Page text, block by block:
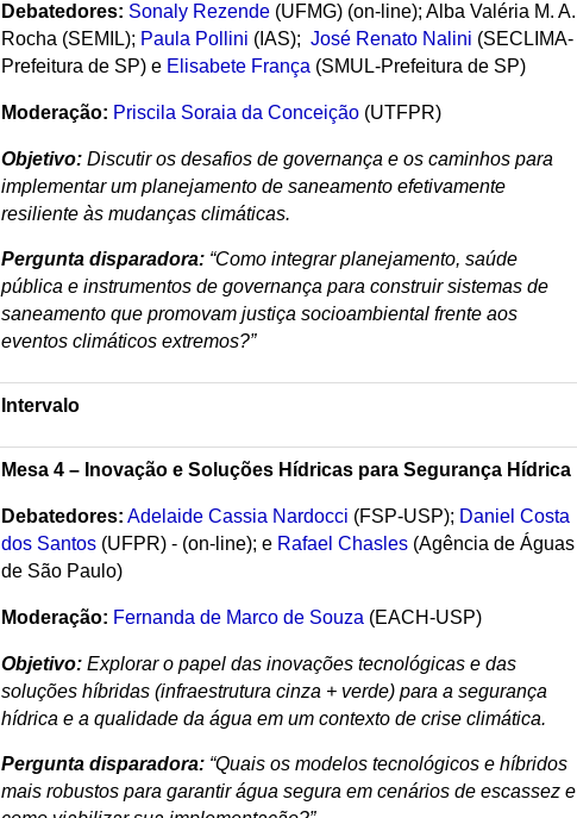
Debatedores: Sonaly Rezende (UFMG) (on-line); Alba Valéria M. A.
Rocha (SEMIL); Paula Pollini (IAS);José Renato Nalini (SECLIMA-
Prefeitura de SP) e Elisabete França (SMUL-Prefeitura de SP)
Moderação: Priscila Soraia da Conceição (UTFPR)
Objetivo: Discutir os desafios de governança e os caminhos para
implementar um planejamento de saneamento efetivamente
resiliente às mudanças climáticas.
Pergunta disparadora: “Como integrar planejamento, saúde
pública e instrumentos de governança para construir sistemas de
saneamento que promovam justiça socioambiental frente aos
eventos climáticos extremos?”
Intervalo
Mesa 4 – Inovação e Soluções Hídricas para Segurança Hídrica
Debatedores: Adelaide Cassia Nardocci (FSP-USP); Daniel Costa
dos Santos (UFPR) - (on-line); e Rafael Chasles (Agência de Águas
de São Paulo)
Moderação: Fernanda de Marco de Souza (EACH-USP)
Objetivo: Explorar o papel das inovações tecnológicas e das
soluções híbridas (infraestrutura cinza + verde) para a segurança
hídrica e a qualidade da água em um contexto de crise climática.
Pergunta disparadora: “Quais os modelos tecnológicos e híbridos
mais robustos para garantir água segura em cenários de escassez e